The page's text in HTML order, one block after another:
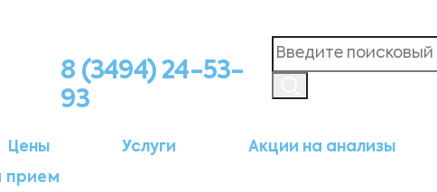
8 (3494) 24-53-
93
Цены Услуги Акции на анализы
прием